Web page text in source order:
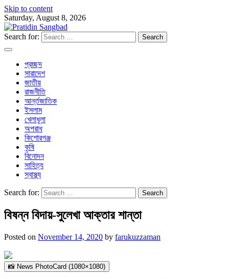
Skip to content
Saturday, August 8, 2026
Search for:
প্রচ্ছদ
সারাদেশ
জাতীয়
রাজনীতি
আর্ন্তজাতিক
ইসলাম
খেলাধূলা
অপরাধ
কিশোরগঞ্জ
কৃষি
বিনোদন
সাহিত্য
স্বাস্থ্য
Search for:
বিষন্ন বিদায়-সুলেখা আক্তার শান্তা
Posted on November 14, 2020 by farukuzzaman
📸 News PhotoCard (1080×1080)